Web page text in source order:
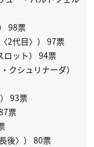
98票
2代目〉） 97票
ロット） 94票
クシュリナーダ）
93票
票
後〉） 80票